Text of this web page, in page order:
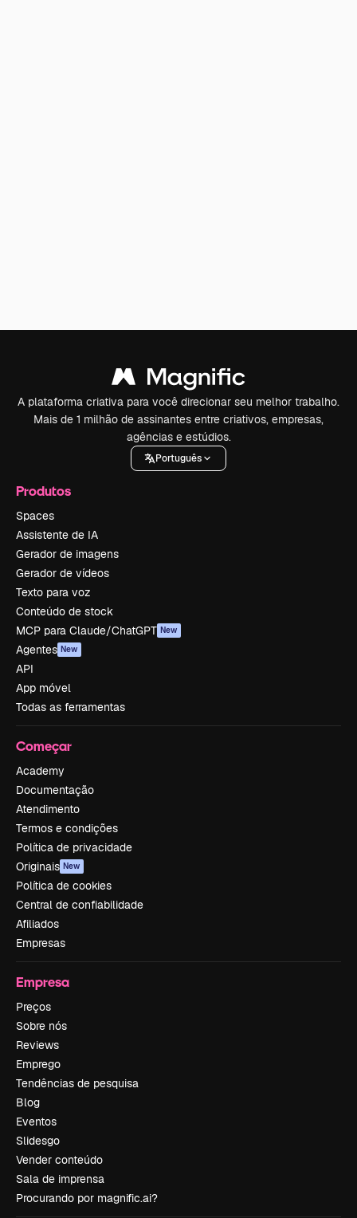
A plataforma criativa para você direcionar seu melhor trabalho.
Mais de 1 milhão de assinantes entre criativos, empresas,
agências e estúdios.
Português
Produtos
Spaces
Assistente de IA
Gerador de imagens
Gerador de vídeos
Texto para voz
Conteúdo de stock
MCP para Claude/ChatGPT New
Agentes New
API
App móvel
Todas as ferramentas
Começar
Academy
Documentação
Atendimento
Termos e condições
Política de privacidade
Originais New
Política de cookies
Central de confiabilidade
Afiliados
Empresas
Empresa
Preços
Sobre nós
Reviews
Emprego
Tendências de pesquisa
Blog
Eventos
Slidesgo
Vender conteúdo
Sala de imprensa
Procurando por magnific.ai?